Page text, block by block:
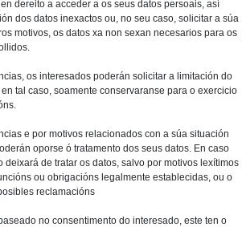
dereito a acceder a os seus datos persoais, así
dos datos inexactos ou, no seu caso, solicitar a súa
motivos, os datos xa non sexan necesarios para os
os interesados poderán solicitar a limitación do
tal caso, soamente conservaranse para o exercicio
e por motivos relacionados con a súa situación
oporse ó tratamento dos seus datos. En caso
deixará de tratar os datos, salvo por motivos lexítimos
ou obrigacións legalmente establecidas, ou o
reclamacións
no consentimento do interesado, este ten o